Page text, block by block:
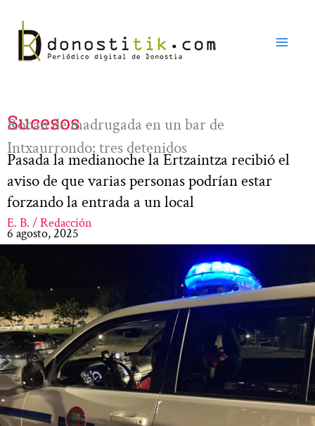
contenido
Sucesos
Roban de madrugada en un bar de
Intxaurrondo: tres detenidos
Pasada la medianoche la Ertzaintza recibió el
aviso de que varias personas podrían estar
forzando la entrada a un local
E. B. / Redacción
6 agosto, 2025